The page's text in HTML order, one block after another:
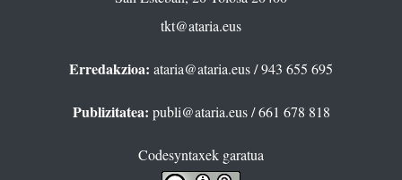
tkt@ataria.eus
Erredakzioa: ataria@ataria.eus/ 943 655 695
Publizitatea: publi@ataria.eus/ 661 678 818
Codesyntaxek garatua